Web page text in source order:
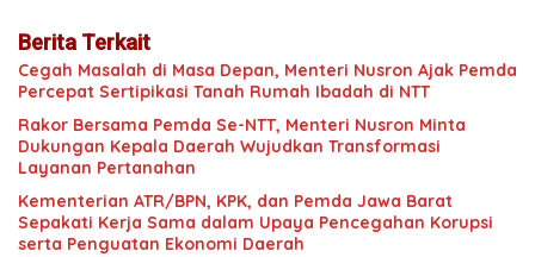
Berita Terkait
Cegah Masalah di Masa Depan, Menteri Nusron Ajak Pemda
Percepat Sertipikasi Tanah Rumah Ibadah di NTT
Rakor Bersama Pemda Se-NTT, Menteri Nusron Minta
Dukungan Kepala Daerah Wujudkan Transformasi
Layanan Pertanahan
Kementerian ATR/BPN, KPK, dan Pemda Jawa Barat
Sepakati Kerja Sama dalam Upaya Pencegahan Korupsi
serta Penguatan Ekonomi Daerah